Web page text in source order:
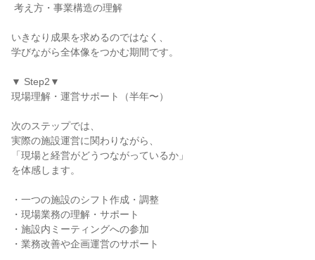
いきなり成果を求めるのではなく、
学びながら全体像をつかむ期間です。
▼ Step2▼
現場理解・運営サポート（半年〜）
次のステップでは、
実際の施設運営に関わりながら、
「現場と経営がどうつながっているか」
を体感します。
・一つの施設のシフト作成・調整
・現場業務の理解・サポート
・施設内ミーティングへの参加
・業務改善や企画運営のサポート